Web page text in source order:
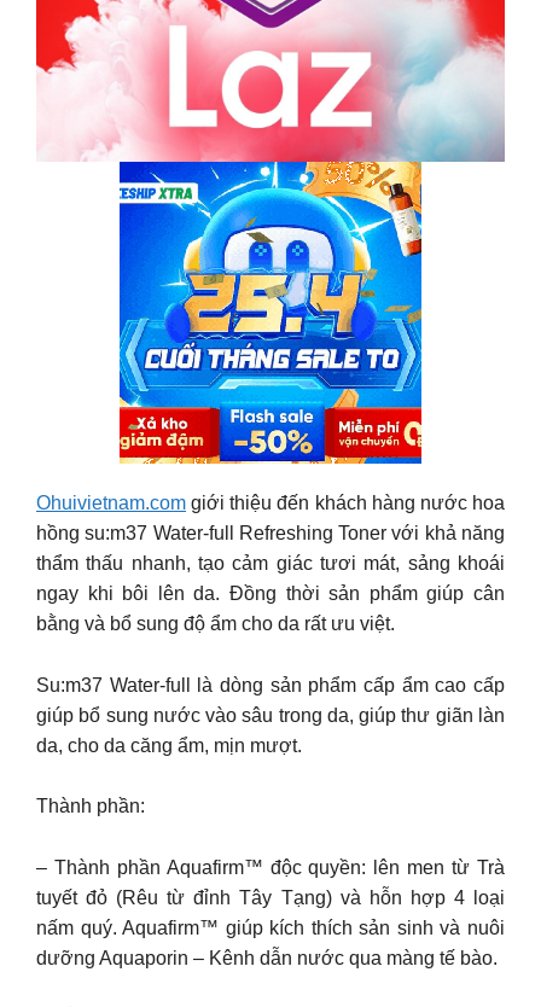
Ohuivietnam.com giới thiệu đến khách hàng nước hoa
hồng su:m37 Water-full Refreshing Toner với khả năng
thẩm thấu nhanh, tạo cảm giác tươi mát, sảng khoái
ngay khi bôi lên da. Đồng thời sản phẩm giúp cân
bằng và bổ sung độ ẩm cho da rất ưu việt.
Su:m37 Water-full là dòng sản phẩm cấp ẩm cao cấp
giúp bổ sung nước vào sâu trong da, giúp thư giãn làn
da, cho da căng ẩm, mịn mượt.
Thành phần:
– Thành phần Aquafirm™ độc quyền: lên men từ Trà
tuyết đỏ (Rêu từ đỉnh Tây Tạng) và hỗn hợp 4 loại
nấm quý. Aquafirm™ giúp kích thích sản sinh và nuôi
dưỡng Aquaporin – Kênh dẫn nước qua màng tế bào.